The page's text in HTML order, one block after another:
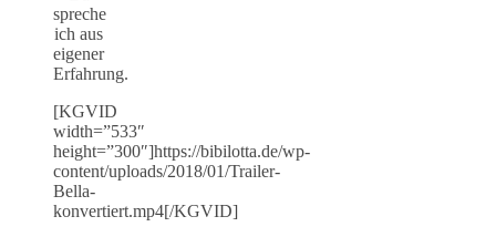
spreche
ich aus
eigener
Erfahrung.
[KGVID
width=”533″
height=”300″]https://bibilotta.de/wp-
content/uploads/2018/01/Trailer-
Bella-
konvertiert.mp4[/KGVID]